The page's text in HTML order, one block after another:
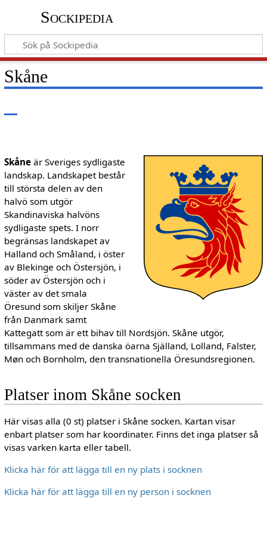
Sockipedia
Skåne
Skåneär Sveriges sydligaste
landskap. Landskapet består
till största delen av den
halvö som utgör
Skandinaviska halvöns
sydligaste spets. I norr
begränsas landskapet av
Halland och Småland, i öster
av Blekinge och Östersjön, i
söder av Östersjön och i
väster av det smala
Öresund som skiljer Skåne
från Danmark samt
Kattegatt som är ett bihav till Nordsjön. Skåne utgör,
tillsammans med de danska öarna Själland, Lolland, Falster,
Møn och Bornholm, den transnationella Öresundsregionen.
Platser inom Skåne socken
Här visas alla (0 st) platser i Skåne socken. Kartan visar
enbart platser som har koordinater. Finns det inga platser så
visas varken karta eller tabell.
Klicka här för att lägga till en ny plats i socknen
Klicka här för att lägga till en ny person i socknen